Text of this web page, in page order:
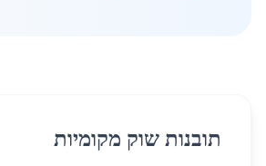
תובנות שוק מקומיות